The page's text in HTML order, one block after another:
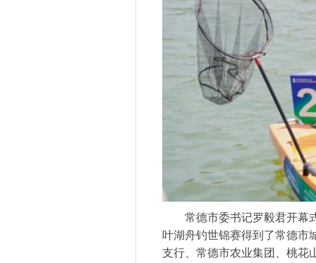
常德市委书记罗毅君开幕式
叶湖舟钓世锦赛得到了常德市
支行、常德市农业集团、桃花